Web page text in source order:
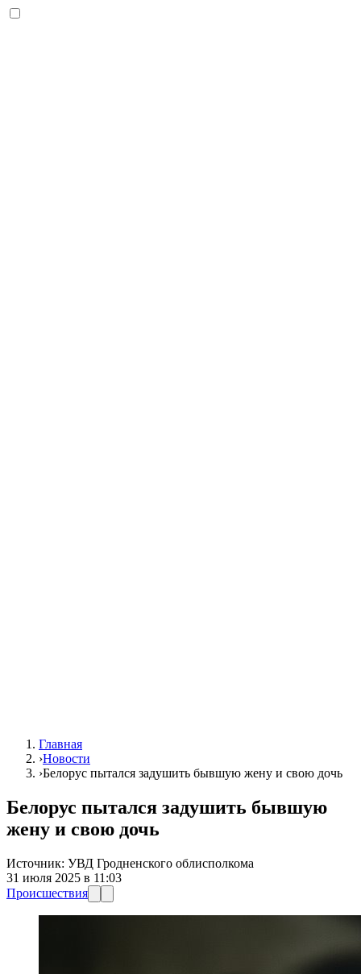
Главная
›Новости
›Белорус пытался задушить бывшую жену и свою дочь
Белорус пытался задушить бывшую
жену и свою дочь
Источник: УВД Гродненского облисполкома
31 июля 2025 в 11:03
Происшествия